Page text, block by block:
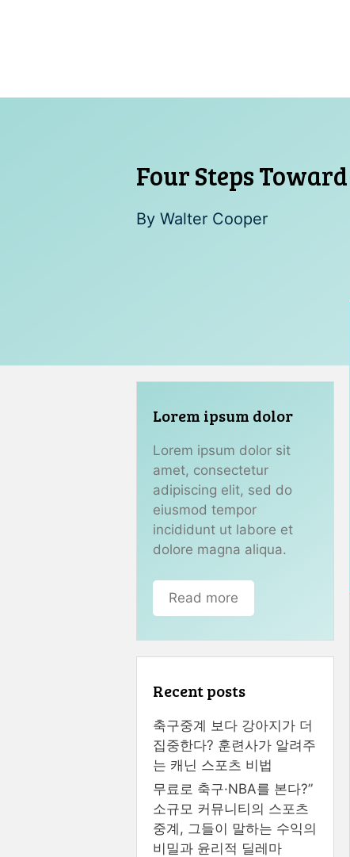
Four Steps
By Walter Cooper
Lorem ipsum dolor
Lorem ipsum dolor sit
amet, consectetur
adipiscing elit, sed do
eiusmod tempor
incididunt ut labore et
dolore magna aliqua.
Read more
Recent posts
축구중계 보다 강아지가 더
집중한다? 훈련사가 알려주
는 캐닌 스포츠 비법
무료로 축구·NBA를 본다?”
소규모 커뮤니티의 스포츠
중계, 그들이 말하는 수익의
비밀과 윤리적 딜레마